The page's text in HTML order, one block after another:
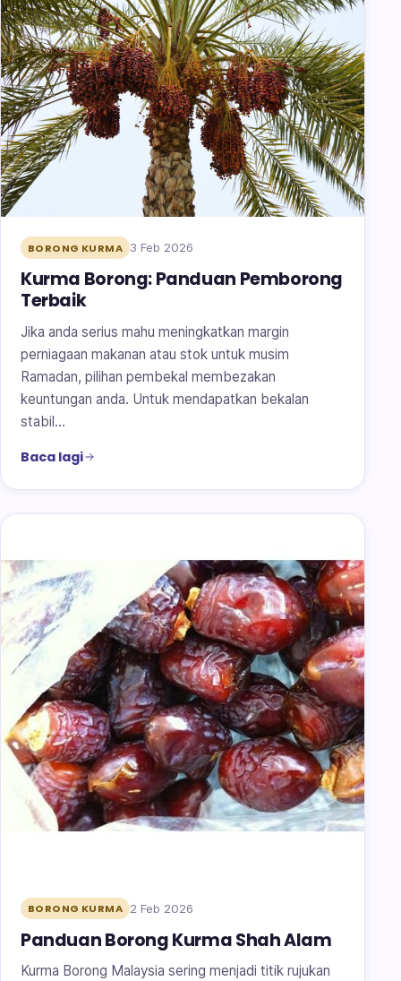
BORONG KURMA 3 Feb 2026
Kurma Borong: Panduan Pemborong
Terbaik
Jika anda serius mahu meningkatkan margin
perniagaan makanan atau stok untuk musim
Ramadan, pilihan pembekal membezakan
keuntungan anda. Untuk mendapatkan bekalan
stabil…
Baca lagi
BORONG KURMA 2 Feb 2026
Panduan Borong Kurma Shah Alam
Kurma Borong Malaysia sering menjadi titik rujukan